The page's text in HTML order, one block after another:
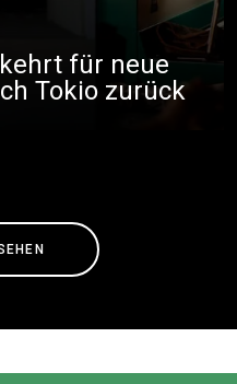
für neue
Tokio zurück